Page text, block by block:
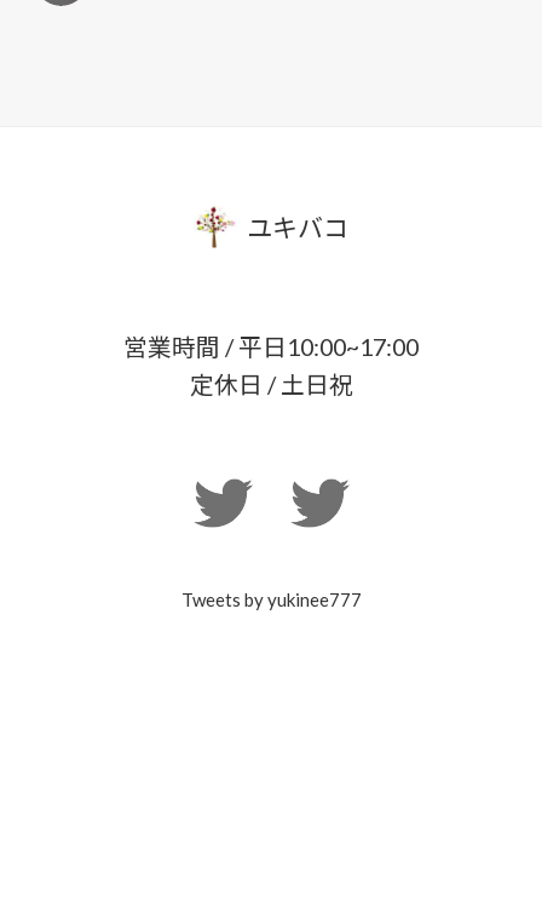
ユキバコ
営業時間 / 平日10:00~17:00
定休日 / 土日祝
Tweets by yukinee777